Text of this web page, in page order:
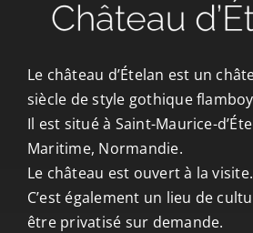
Le château d’Ételan est un
siècle de style gothique
Il est situé à Saint-Maurice-
Maritime, Normandie.
Le château est ouvert à la visite.
C’est également un lieu de
être privatisé sur demande.